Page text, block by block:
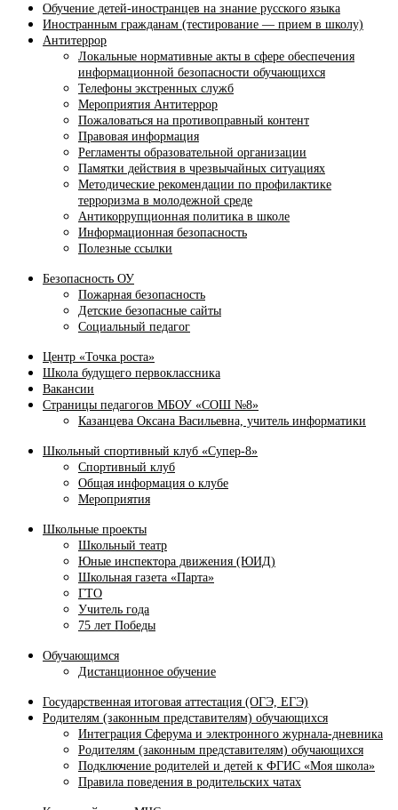
Обучение детей-иностранцев на знание русского языка
Иностранным гражданам (тестирование — прием в школу)
Антитеррор
Локальные нормативные акты в сфере обеспечения
информационной безопасности обучающихся
Телефоны экстренных служб
Мероприятия Антитеррор
Пожаловаться на противоправный контент
Правовая информация
Регламенты образовательной организации
Памятки действия в чрезвычайных ситуациях
Методические рекомендации по профилактике
терроризма в молодежной среде
Антикоррупционная политика в школе
Информационная безопасность
Полезные ссылки
Безопасность ОУ
Пожарная безопасность
Детские безопасные сайты
Социальный педагог
Центр «Точка роста»
Школа будущего первоклассника
Вакансии
Страницы педагогов МБОУ «СОШ №8»
Казанцева Оксана Васильевна, учитель информатики
Школьный спортивный клуб «Супер-8»
Спортивный клуб
Общая информация о клубе
Мероприятия
Школьные проекты
Школьный театр
Юные инспектора движения (ЮИД)
Школьная газета «Парта»
ГТО
Учитель года
75 лет Победы
Обучающимся
Дистанционное обучение
Государственная итоговая аттестация (ОГЭ, ЕГЭ)
Родителям (законным представителям) обучающихся
Интеграция Сферума и электронного журнала‑дневника
Родителям (законным представителям) обучающихся
Подключение родителей и детей к ФГИС «Моя школа»
Правила поведения в родительских чатах